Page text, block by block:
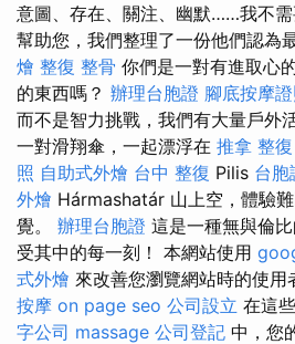
意圖、存在、關注、幽默……我不
幫助您，我們整理了一份他們認為
燴 整復 整骨 你們是一對有進取心
的東西嗎？ 辦理台胞證 腳底按摩
而不是智力挑戰，我們有大量戶外
一對滑翔傘，一起漂浮在 推拿 整復
照 自助式外燴 台中 整復 Pilis 台胞
外燴 Hármashatár 山上空，體驗
覺。 辦理台胞證 這是一種無與倫
受其中的每一刻！ 本網站使用
式外燴 來改善您瀏覽網站時的使用
按摩 on page seo 公司設立 在這些
字公司 massage 公司登記 中，您